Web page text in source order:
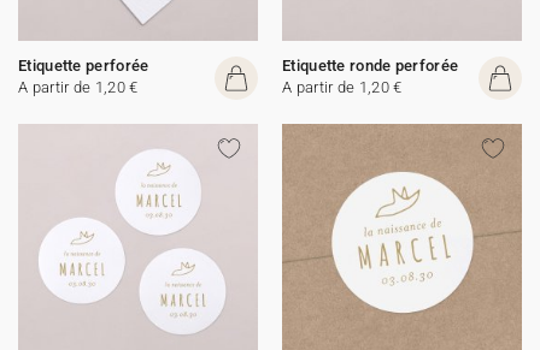
Etiquette perforée
A partir de 1,20 €
Etiquette ronde perforée
A partir de 1,20 €